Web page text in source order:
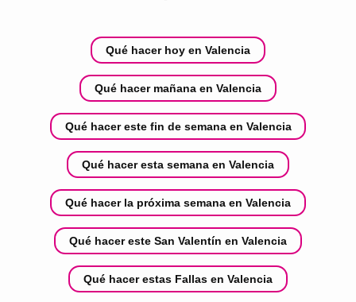
Qué hacer hoy en Valencia
Qué hacer mañana en Valencia
Qué hacer este fin de semana en Valencia
Qué hacer esta semana en Valencia
Qué hacer la próxima semana en Valencia
Qué hacer este San Valentín en Valencia
Qué hacer estas Fallas en Valencia